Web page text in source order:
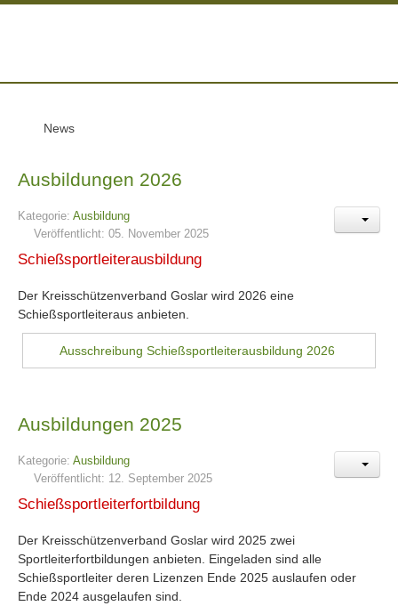
News
Ausbildungen 2026
Kategorie: Ausbildung
Veröffentlicht: 05. November 2025
Schießsportleiterausbildung
Der Kreisschützenverband Goslar wird 2026 eine
Schießsportleiteraus anbieten.
Ausschreibung Schießsportleiterausbildung 2026
Ausbildungen 2025
Kategorie: Ausbildung
Veröffentlicht: 12. September 2025
Schießsportleiterfortbildung
Der Kreisschützenverband Goslar wird 2025 zwei
Sportleiterfortbildungen anbieten. Eingeladen sind alle
Schießsportleiter deren Lizenzen Ende 2025 auslaufen oder
Ende 2024 ausgelaufen sind.